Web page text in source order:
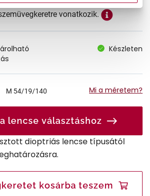
vonatkozik.
Készleten
M 54/19/140 Mi a méretem?
lencse választáshoz
dioptriás lencse típusától
kosárba teszem